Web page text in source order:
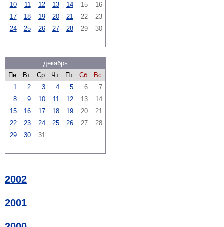
10
11 12 13 14 15
16
17
18 19 20 21 22
23
24
25 26 27 28 29 30
декабрь
Пн
Вт Ср Чт Пт Сб
Вс
1
2 3 4 5 6
7
8
9 10 11 12 13
14
15
16 17 18 19 20
21
22
23 24 25 26 27
28
29
30 31
2002
2001